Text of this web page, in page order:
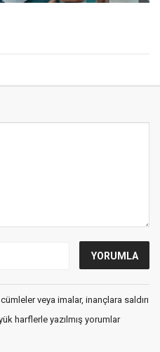
veya imalar, inançlara saldırı
harflerle yazılmış yorumlar